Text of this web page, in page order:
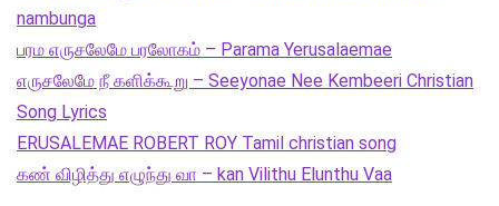
nambunga
பரம எருசலேமே பரலோகம் – Parama Yerusalaemae
எருசலேமே நீ களிக்கூறு – Seeyonae Nee Kembeeri Christian
Song Lyrics
ERUSALEMAE ROBERT ROY Tamil christian song
கண் விழித்து எழுந்து வா – kan Vilithu Elunthu Vaa